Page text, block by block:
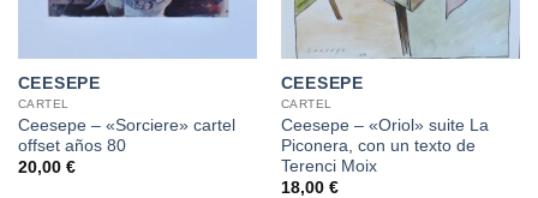
CEESEPE
CARTEL
Ceesepe – «Sorciere» cartel
offset años 80
20,00 €
CEESEPE
CARTEL
Ceesepe – «Oriol» suite La
Piconera, con un texto de
Terenci Moix
18,00 €